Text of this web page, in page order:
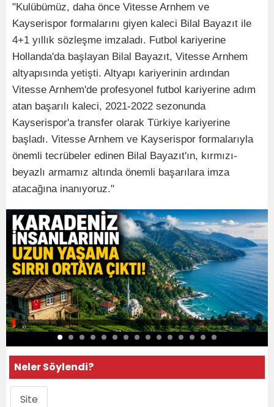
"Kulübümüz, daha önce Vitesse Arnhem ve
Kayserispor formalarını giyen kaleci Bilal Bayazıt ile
4+1 yıllık sözleşme imzaladı. Futbol kariyerine
Hollanda'da başlayan Bilal Bayazıt, Vitesse Arnhem
altyapısında yetişti. Altyapı kariyerinin ardından
Vitesse Arnhem'de profesyonel futbol kariyerine adım
atan başarılı kaleci, 2021-2022 sezonunda
Kayserispor'a transfer olarak Türkiye kariyerine
başladı. Vitesse Arnhem ve Kayserispor formalarıyla
önemli tecrübeler edinen Bilal Bayazıt'ın, kırmızı-
beyazlı armamız altında önemli başarılara imza
atacağına inanıyoruz."
Neler Söylendi?
Site